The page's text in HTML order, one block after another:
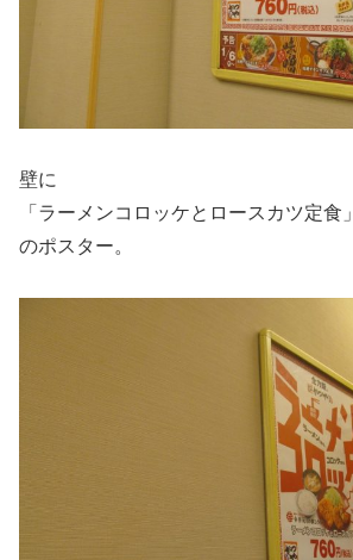
壁に
「ラーメンコロッケとロースカツ定食」
のポスター。